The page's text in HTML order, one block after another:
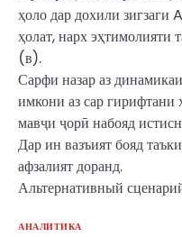
ҳоло дар дохили зигзаги
ҳолат, нарх эҳтимолияти
(в).
Сарфи назар аз
имкони аз сар гирифтани
мавҷи ҷорӣ набояд
Дар ин вазъият бояд
афзалият доранд.
Альтернативный
АНАЛИТИКА